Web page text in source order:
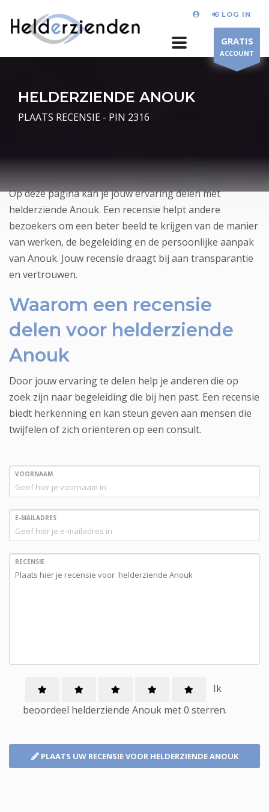
LOG IN
GRATIS
ACCOUNT
HELDERZIENDE ANOUK
PLAATS RECENSIE - PIN 2316
Op deze pagina kan je jouw ervaring delen met
helderziende Anouk. Een recensie helpt andere
bezoekers om een beter beeld te krijgen van de manier
van werken, de begeleiding en de persoonlijke aanpak
van Anouk. Jouw recensie draagt bij aan transparantie
en vertrouwen.
Waarom een recensie
delen voor helderziende
Anouk
Door jouw ervaring te delen help je anderen die op
zoek zijn naar begeleiding die bij hen past. Een recensie
biedt herkenning en kan steun geven aan mensen die
twijfelen of zich oriënteren op een consult.
VOORNAAM
E-MAILADRES
RECENSIE
Ik
beoordeel helderziende Anouk met0 sterren.
PLAATS UW RECENSIE VOOR HELDERZIENDE ANOUK